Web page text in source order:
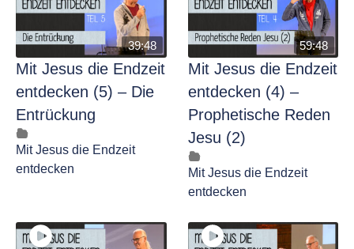
39:48
Mit Jesus die Endzeit
entdecken (5) – Die
Entrückung
Mit Jesus die Endzeit
entdecken
59:48
Mit Jesus die Endzeit
entdecken (4) –
Prophetische Reden
Jesu (2)
Mit Jesus die Endzeit
entdecken